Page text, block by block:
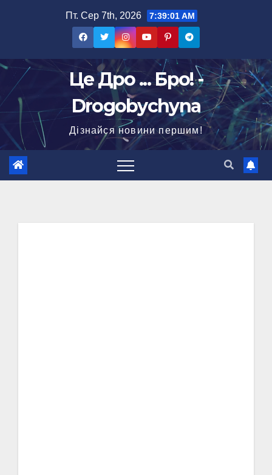
Пт. Сер 7th, 2026 7:39:03 AM
Це Дро ... Бро! -
Drogobychyna
Дізнайся новини першим!